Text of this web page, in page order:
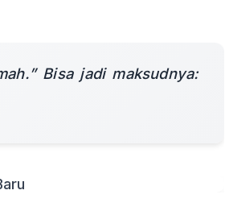
Bisa jadi maksudnya: